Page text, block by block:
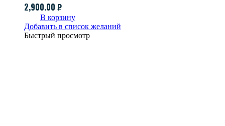
2,900.00 ₽
В корзину
Добавить в список желаний
Быстрый просмотр